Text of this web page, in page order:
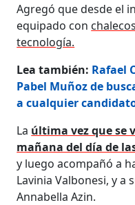
Agregó que desde el
equipado con
tecnología.
Lea también: Rafael
Pabel Muñoz de
a cualquier
La última vez que se
mañana del día de
y luego acompañó a
Lavinia Valbonesi, y a
Annabella Azin.